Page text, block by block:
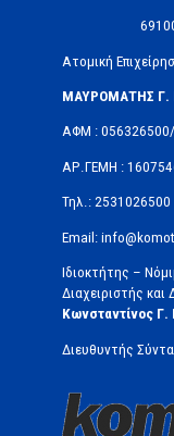
69100
Ατομική
ΜΑΥΡΟΜΑΤΗΣ Γ.
ΑΦΜ :
ΑΡ.ΓΕΜΗ :
Τηλ.: 2531026500
Email:
Ιδιοκτήτης –
Διαχειριστής
Κωνσταντίνος
Διευθυντής